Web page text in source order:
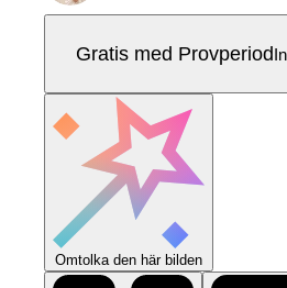
Gratis med Provperiod
Omtolka den här bilden